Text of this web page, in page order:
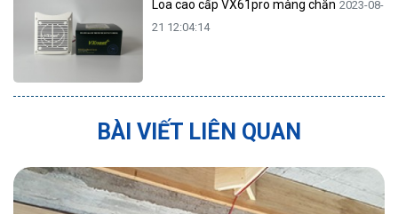
Loa cao cấp VX61pro màng chắn 2023-08-
21 12:04:14
BÀI VIẾT LIÊN QUAN